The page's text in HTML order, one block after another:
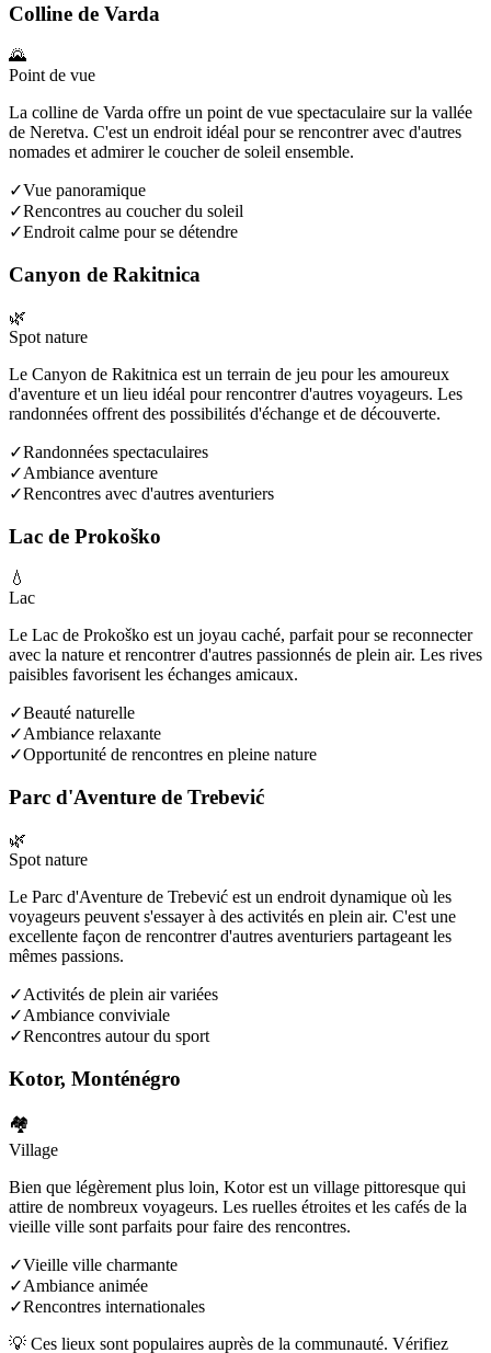
Colline de Varda
🌄
Point de vue
La colline de Varda offre un point de vue spectaculaire sur la vallée
de Neretva. C'est un endroit idéal pour se rencontrer avec d'autres
nomades et admirer le coucher de soleil ensemble.
✓Vue panoramique
✓Rencontres au coucher du soleil
✓Endroit calme pour se détendre
Canyon de Rakitnica
🌿
Spot nature
Le Canyon de Rakitnica est un terrain de jeu pour les amoureux
d'aventure et un lieu idéal pour rencontrer d'autres voyageurs. Les
randonnées offrent des possibilités d'échange et de découverte.
✓Randonnées spectaculaires
✓Ambiance aventure
✓Rencontres avec d'autres aventuriers
Lac de Prokoško
💧
Lac
Le Lac de Prokoško est un joyau caché, parfait pour se reconnecter
avec la nature et rencontrer d'autres passionnés de plein air. Les rives
paisibles favorisent les échanges amicaux.
✓Beauté naturelle
✓Ambiance relaxante
✓Opportunité de rencontres en pleine nature
Parc d'Aventure de Trebević
🌿
Spot nature
Le Parc d'Aventure de Trebević est un endroit dynamique où les
voyageurs peuvent s'essayer à des activités en plein air. C'est une
excellente façon de rencontrer d'autres aventuriers partageant les
mêmes passions.
✓Activités de plein air variées
✓Ambiance conviviale
✓Rencontres autour du sport
Kotor, Monténégro
🏘️
Village
Bien que légèrement plus loin, Kotor est un village pittoresque qui
attire de nombreux voyageurs. Les ruelles étroites et les cafés de la
vieille ville sont parfaits pour faire des rencontres.
✓Vieille ville charmante
✓Ambiance animée
✓Rencontres internationales
💡 Ces lieux sont populaires auprès de la communauté. Vérifiez